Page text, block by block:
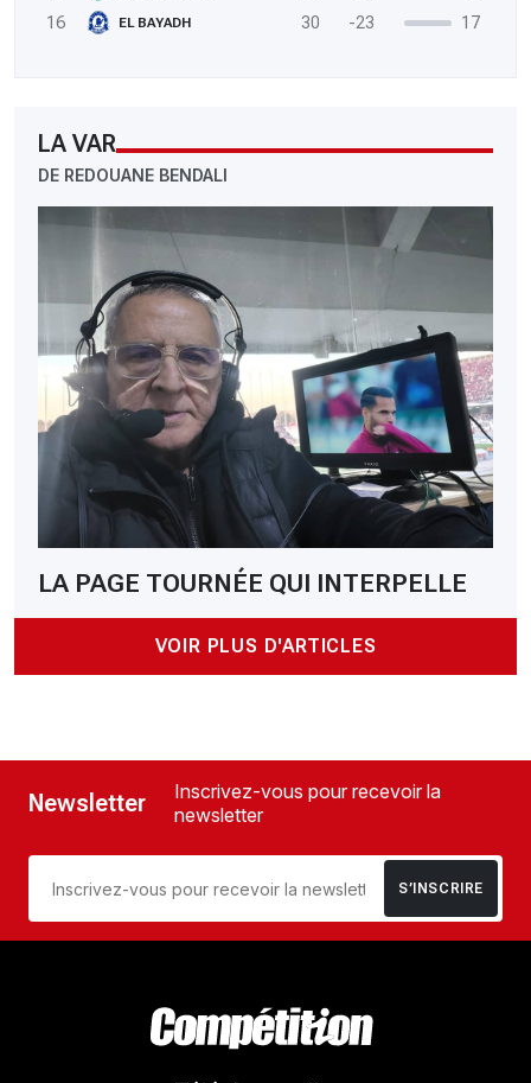
16
EL BAYADH 30 -23 17
LA VAR
DE REDOUANE BENDALI
LA PAGE TOURNÉE QUI INTERPELLE
VOIR PLUS D'ARTICLES
Newsletter
Inscrivez-vous pour recevoir la
newsletter
S’INSCRIRE